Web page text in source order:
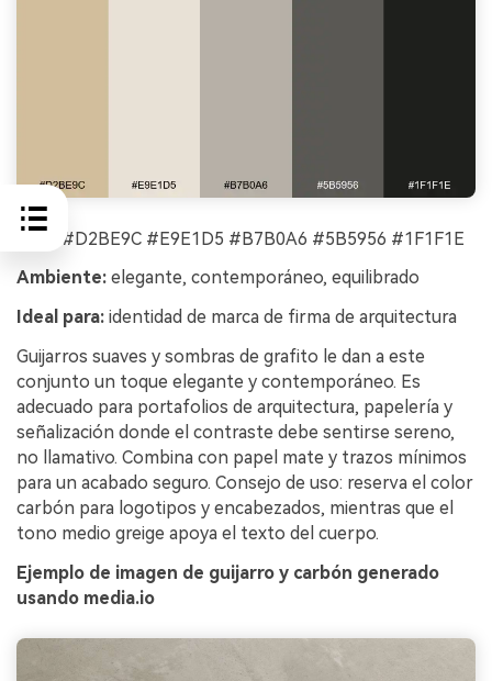
#D2BE9C #E9E1D5 #B7B0A6 #5B5956 #1F1F1E
Ambiente: elegante, contemporáneo, equilibrado
Ideal para: identidad de marca de firma de arquitectura
Guijarros suaves y sombras de grafito le dan a este
conjunto un toque elegante y contemporáneo. Es
adecuado para portafolios de arquitectura, papelería y
señalización donde el contraste debe sentirse sereno,
no llamativo. Combina con papel mate y trazos mínimos
para un acabado seguro. Consejo de uso: reserva el color
carbón para logotipos y encabezados, mientras que el
tono medio greige apoya el texto del cuerpo.
Ejemplo de imagen de guijarro y carbón generado
usando media.io